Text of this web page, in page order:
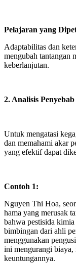
Pelajaran yang
Adaptabilitas dan
mengubah tantangan
keberlanjutan.
2. Analisis
Untuk mengatasi
dan memahami akar
yang efektif dapat
Contoh 1:
Nguyen Thi Hoa,
hama yang merusak
bahwa pestisida
bimbingan dari ahli
menggunakan
ini mengurangi biaya,
keuntungannya.